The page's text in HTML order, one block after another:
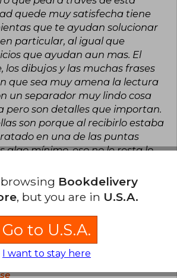
psychology.
quede muy satisfecha tiene
que te ayudan solucionar
particular, al igual que
que ayudan aun mas. El
los dibujos y las muchas frases
que sea muy amena la lectura
un separador muy lindo cosa
pero son detalles que importan.
son porque al recibirlo estaba
en una de las puntas
algo mínimo, eso no le resta lo
is useful 0
Wednesday, June
Bookdelivery
, but you are in U.S.A.
Go to U.S.A.
I want to stay here